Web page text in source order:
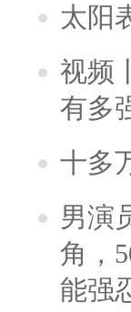
太阳
视频
有多
十多
男演
角，
能强